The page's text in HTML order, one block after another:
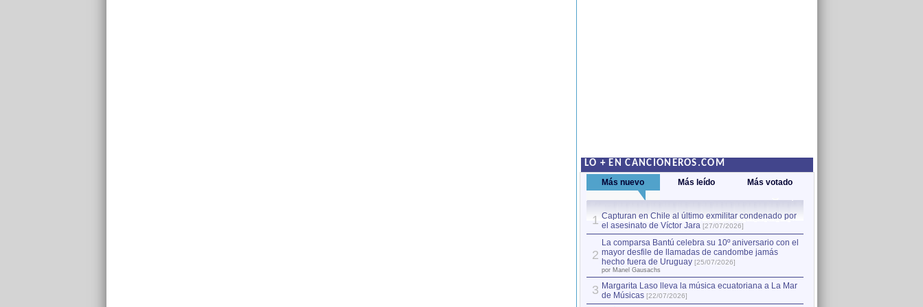
LO + EN CANCIONEROS.COM
Más nuevo Más leído Más votado
1 Capturan en Chile al último exmilitar condenado por
el asesinato de Víctor Jara [27/07/2026]
2
La comparsa Bantú celebra su 10º aniversario con el
mayor desfile de llamadas de candombe jamás
hecho fuera de Uruguay [25/07/2026]
por Manel Gausachs
3 Margarita Laso lleva la música ecuatoriana a La Mar
de Músicas [22/07/2026]